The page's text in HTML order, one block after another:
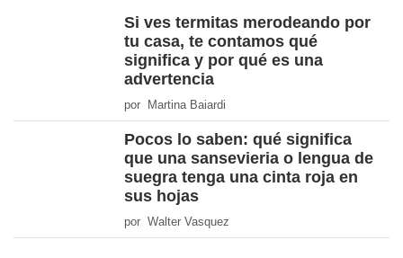
Si ves termitas merodeando por
tu casa, te contamos qué
significa y por qué es una
advertencia
por Martina Baiardi
Pocos lo saben: qué significa
que una sansevieria o lengua de
suegra tenga una cinta roja en
sus hojas
por Walter Vasquez